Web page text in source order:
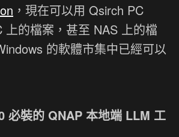
，現在可以用 Qsirch PC
上的檔案，甚至 NAS 上的檔
的軟體市集中已經可以
必裝的 QNAP 本地端 LLM 工